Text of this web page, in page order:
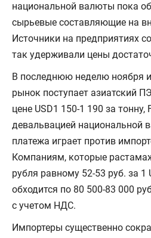
национальной валюты пока
сырьевые составляющие на
Источники на предприятиях
так удерживали цены
В последнюю неделю ноября
рынок поступает азиатский
цене USD1 150-1 190 за тонну,
девальвацией национальной
платежа играет против
Компаниям, которые
рубля равному 52-53 руб. за 1
обходится по 80 500-83 000
с учетом НДС.
Импортеры существенно